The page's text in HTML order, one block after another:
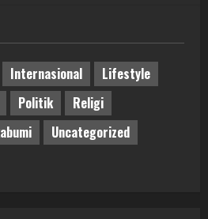
Internasional
Lifestyle
Politik
Religi
Uncategorized